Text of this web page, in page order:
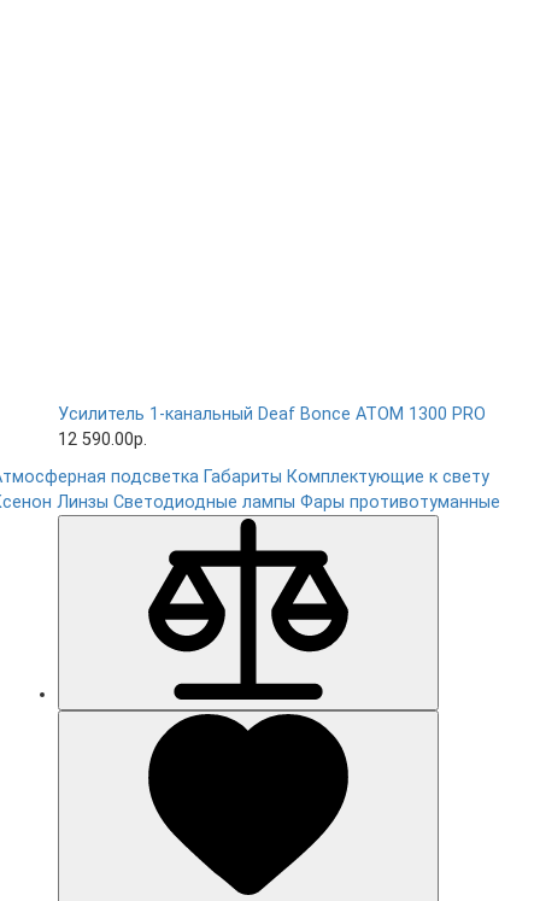
Усилитель 1-канальный Deaf Bonce ATOM 1300 PRO
12 590.00р.
подсветка Габариты Комплектующие к свету
Линзы Светодиодные лампы Фары противотуманные